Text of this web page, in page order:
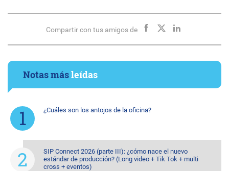
Compartir con tus amigos de
Notas másleídas
¿Cuáles son los antojos de la oficina?
SIP Connect 2026 (parte III): ¿cómo nace el nuevo
estándar de producción? (Long video + Tik Tok + multi
cross + eventos)